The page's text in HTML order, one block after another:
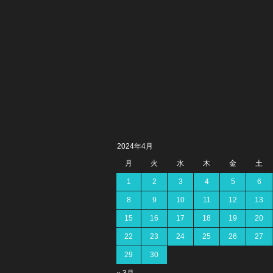
2024年4月
月
火 水 木 金 土
1 2 3 4 5 6
8 9 10 11 12 13
15 16 17 18 19 20
22 23 24 25 26 27
29 30